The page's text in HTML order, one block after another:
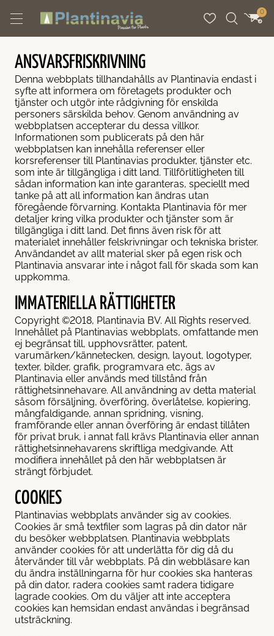
hæk
hækplanter
med lav vedligeholdelse
hækplanter
hækplanter
hække
hække
0
ANSVARSFRISKRIVNING
Denna webbplats tillhandahålls av Plantinavia endast i
syfte att informera om företagets produkter och
tjänster och utgör inte rådgivning för enskilda
personers särskilda behov. Genom användning av
webbplatsen accepterar du dessa villkor.
Informationen som publicerats på den här
webbplatsen kan innehålla referenser eller
korsreferenser till Plantinavias produkter, tjänster etc.
som inte är tillgängliga i ditt land. Tillförlitligheten till
sådan information kan inte garanteras, speciellt med
tanke på att all information kan ändras utan
föregående förvarning. Kontakta Plantinavia för mer
detaljer kring vilka produkter och tjänster som är
tillgängliga i ditt land. Det finns även risk för att
materialet innehåller felskrivningar och tekniska brister.
Användandet av allt material sker på egen risk och
Plantinavia ansvarar inte i något fall för skada som kan
uppkomma.
IMMATERIELLA RÄTTIGHETER
Copyright ©2018, Plantinavia BV. All Rights reserved.
Innehållet på Plantinavias webbplats, omfattande men
ej begränsat till, upphovsrätter, patent,
varumärken/kännetecken, design, layout, logotyper,
texter, bilder, grafik, programvara etc, ägs av
Plantinavia eller används med tillstånd från
rättighetsinnehavare. All användning av detta material
såsom försäljning, överföring, överlåtelse, kopiering,
mångfaldigande, annan spridning, visning,
framförande eller annan överföring är endast tillåten
för privat bruk, i annat fall krävs Plantinavia eller annan
rättighetsinnehavarens skriftliga medgivande. Att
modifiera innehållet på den här webbplatsen är
strängt förbjudet.
COOKIES
Plantinavias webbplats använder sig av cookies.
Cookies är små textfiler som lagras på din dator när
du besöker webbplatsen. Plantinavia webbplats
använder cookies för att underlätta för dig då du
återvänder till vår webbplats. På din webbläsare kan
du ändra inställningarna för hur cookies ska hanteras
på din dator, radera cookies samt radera tidigare
lagrade cookies. Om du väljer att inte acceptera
cookies kan hemsidan endast användas i begränsad
utsträckning.